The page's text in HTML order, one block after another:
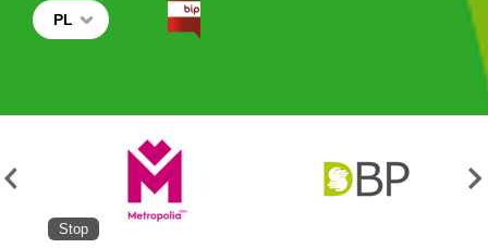
PL
Stop